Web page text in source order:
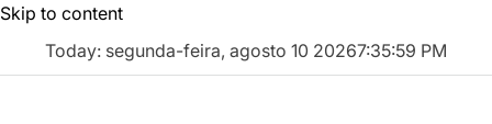
Skip to content
Today: segunda-feira, agosto 10 20267:35:59 PM